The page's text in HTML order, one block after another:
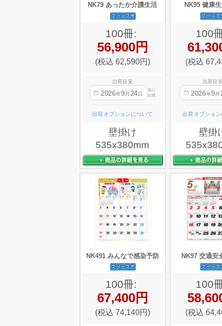
NK79 あったか介護生活
100冊:
56,900円
(税込 62,590円)
出荷目安
2026年9 月 24日
迄に
出荷
出荷オプションについて
壁掛け
535x380mm
NK95 健康
100
(税込
出荷目
2026年9 月
出荷オプショ
壁掛
NK491 みんなで感染予防
100冊:
67,400円
(税込 74,140円)
NK97 交通安
100
(税込